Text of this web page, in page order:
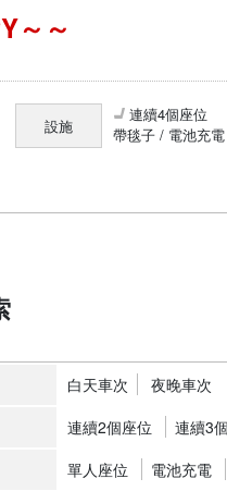
～
設施
連續4個座位
帶毯子 / 電池充
白天車次
夜晚車次
連續2個座位 連續3
單人座位 電池充電